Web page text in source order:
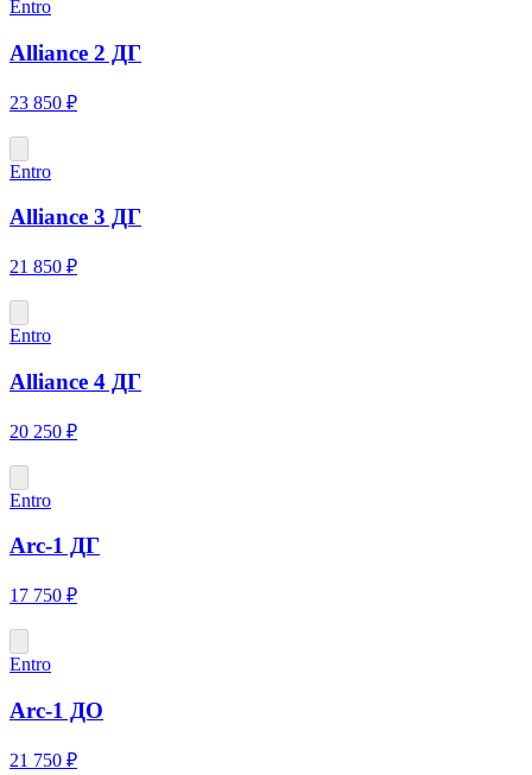
Entro
Alliance 2 ДГ
23 850 ₽
Entro
Alliance 3 ДГ
21 850 ₽
Entro
Alliance 4 ДГ
20 250 ₽
Entro
Arc-1 ДГ
17 750 ₽
Entro
Arc-1 ДО
21 750 ₽